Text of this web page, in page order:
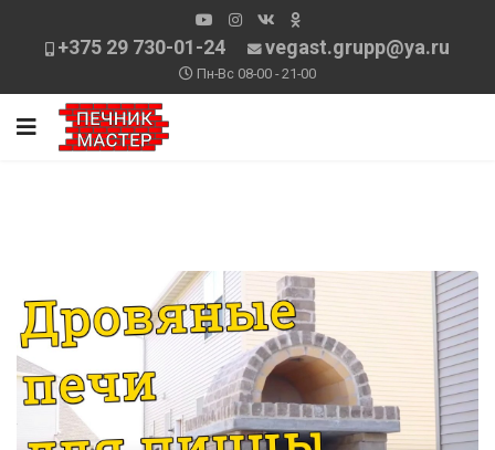
+375 29 730-01-24 vegast.grupp@ya.ru
Пн-Вс 08-00 - 21-00